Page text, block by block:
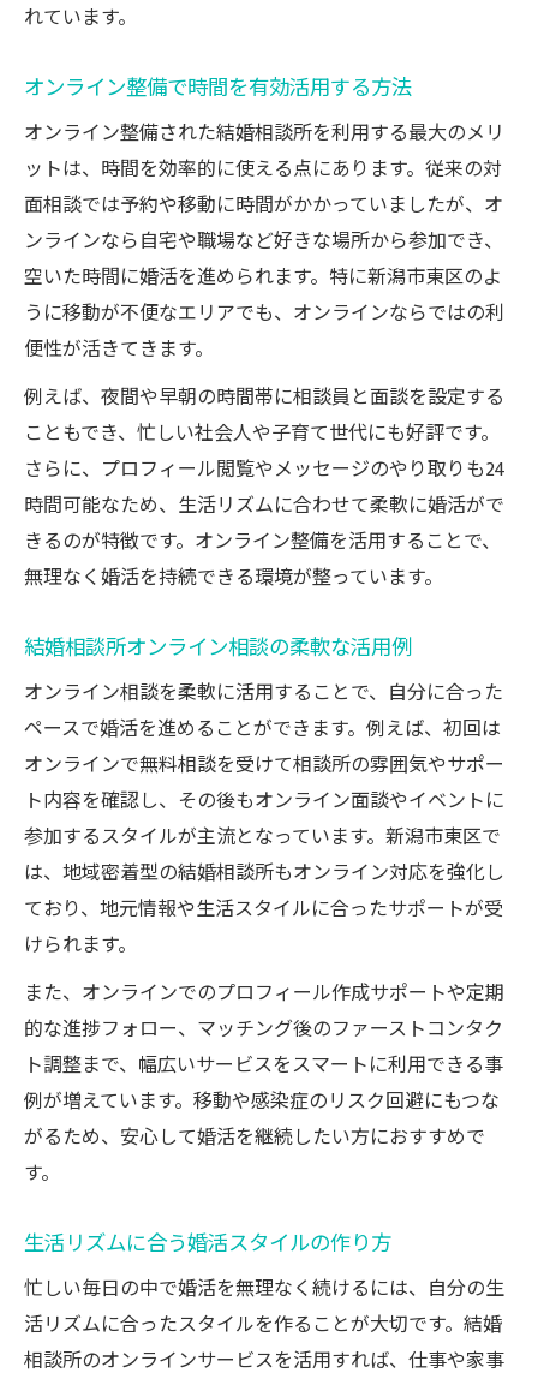
れています。
オンライン整備で時間を有効活用する方法
オンライン整備された結婚相談所を利用する最大のメリ
ットは、時間を効率的に使える点にあります。従来の対
面相談では予約や移動に時間がかかっていましたが、オ
ンラインなら自宅や職場など好きな場所から参加でき、
空いた時間に婚活を進められます。特に新潟市東区のよ
うに移動が不便なエリアでも、オンラインならではの利
便性が活きてきます。
例えば、夜間や早朝の時間帯に相談員と面談を設定する
こともでき、忙しい社会人や子育て世代にも好評です。
さらに、プロフィール閲覧やメッセージのやり取りも24
時間可能なため、生活リズムに合わせて柔軟に婚活がで
きるのが特徴です。オンライン整備を活用することで、
無理なく婚活を持続できる環境が整っています。
結婚相談所オンライン相談の柔軟な活用例
オンライン相談を柔軟に活用することで、自分に合った
ペースで婚活を進めることができます。例えば、初回は
オンラインで無料相談を受けて相談所の雰囲気やサポー
ト内容を確認し、その後もオンライン面談やイベントに
参加するスタイルが主流となっています。新潟市東区で
は、地域密着型の結婚相談所もオンライン対応を強化し
ており、地元情報や生活スタイルに合ったサポートが受
けられます。
また、オンラインでのプロフィール作成サポートや定期
的な進捗フォロー、マッチング後のファーストコンタク
ト調整まで、幅広いサービスをスマートに利用できる事
例が増えています。移動や感染症のリスク回避にもつな
がるため、安心して婚活を継続したい方におすすめで
す。
生活リズムに合う婚活スタイルの作り方
忙しい毎日の中で婚活を無理なく続けるには、自分の生
活リズムに合ったスタイルを作ることが大切です。結婚
相談所のオンラインサービスを活用すれば、仕事や家事